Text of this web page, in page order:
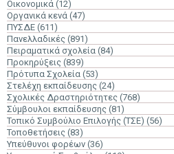
Οικονομικά (12)
Οργανικά κενά (47)
ΠΥΣΔΕ (611)
Πανελλαδικές (891)
Πειραματικά σχολεία (84)
Προκηρύξεις (839)
Πρότυπα Σχολεία (53)
Στελέχη εκπαίδευσης (24)
Σχολικές Δραστηριότητες (768)
Σύμβουλοι εκπαίδευσης (81)
Τοπικό Συμβούλιο Επιλογής (ΤΣΕ) (56)
Τοποθετήσεις (83)
Υπεύθυνοι φορέων (36)